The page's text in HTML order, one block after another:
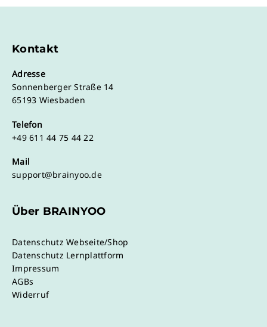
Kontakt
Adresse
Sonnenberger Straße 14
65193 Wiesbaden
Telefon
+49 611 44 75 44 22
Mail
support@brainyoo.de
Über BRAINYOO
Datenschutz Webseite/Shop
Datenschutz Lernplattform
Impressum
AGBs
Widerruf